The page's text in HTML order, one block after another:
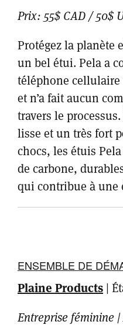
Prix: 55$ CAD / 50$
Protégez la planète
un bel étui. Pela a
téléphone cellulaire
et n’a fait aucun
travers le
lisse et un très fort
chocs, les étuis
de carbone,
qui contribue à une
ENSEMBLE DE
Plaine Products |
Entreprise féminine